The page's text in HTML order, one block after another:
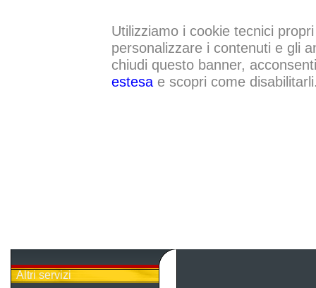
Utilizziamo i cookie tecnici
personalizzare i contenuti e gli
chiudi questo banner,
estesae scopri come
Altri servizi